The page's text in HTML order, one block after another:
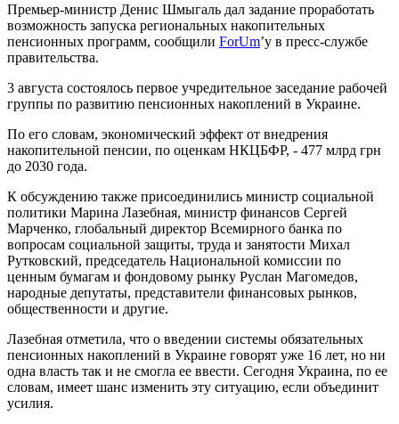
Премьер-министр Денис Шмыгаль дал задание проработать
возможность запуска региональных накопительных
пенсионных программ, сообщили ForUm’у в пресс-службе
правительства.
3 августа состоялось первое учредительное заседание рабочей
группы по развитию пенсионных накоплений в Украине.
По его словам, экономический эффект от внедрения
накопительной пенсии, по оценкам НКЦБФР, - 477 млрд грн
до 2030 года.
К обсуждению также присоединились министр социальной
политики Марина Лазебная, министр финансов Сергей
Марченко, глобальный директор Всемирного банка по
вопросам социальной защиты, труда и занятости Михал
Рутковский, председатель Национальной комиссии по
ценным бумагам и фондовому рынку Руслан Магомедов,
народные депутаты, представители финансовых рынков,
общественности и другие.
Лазебная отметила, что о введении системы обязательных
пенсионных накоплений в Украине говорят уже 16 лет, но ни
одна власть так и не смогла ее ввести. Сегодня Украина, по ее
словам, имеет шанс изменить эту ситуацию, если объединит
усилия.